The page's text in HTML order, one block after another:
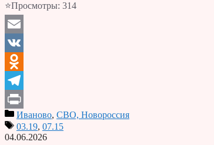
⭐Просмотры: 314
Email
VK
Odnoklassniki
Telegram
PrintИваново, СВО, Новороссия
03.19, 07.15
04.06.2026